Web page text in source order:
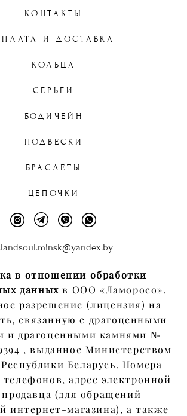
КОНТАКТЫ
И ДОСТАВКА
КОЛЬЦА
СЕРЬГИ
БОДИЧЕЙН
ПОДВЕСКИ
БРАСЛЕТЫ
ЦЕПОЧКИ
в отношении обработки
данных в ООО «Ламоросо».
разрешение (лицензия) на
связанную с драгоценными
и драгоценными камнями №
, выданное Министерством
Беларусь. Номера
адрес электронной
(для обращений
интернет-магазина), а также